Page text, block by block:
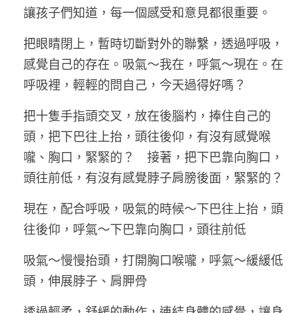
讓孩子們知道，每一個感受和意見都很重要。
把眼睛閉上，暫時切斷對外的聯繫，透過呼吸，
感覺自己的存在。吸氣～我在，呼氣～現在。在
呼吸裡，輕輕的問自己，今天過得好嗎？
把十隻手指頭交叉，放在後腦杓，捧住自己的
頭，把下巴往上抬，頭往後仰，有沒有感覺喉
嚨、胸口，緊緊的？　接著，把下巴靠向胸口，
頭往前低，有沒有感覺脖子肩膀後面，緊緊的？
現在，配合呼吸，吸氣的時候～下巴往上抬，頭
往後仰，呼氣～下巴靠向胸口，頭往前低
吸氣～慢慢抬頭，打開胸口喉嚨，呼氣～緩緩低
頭，伸展脖子、肩胛骨